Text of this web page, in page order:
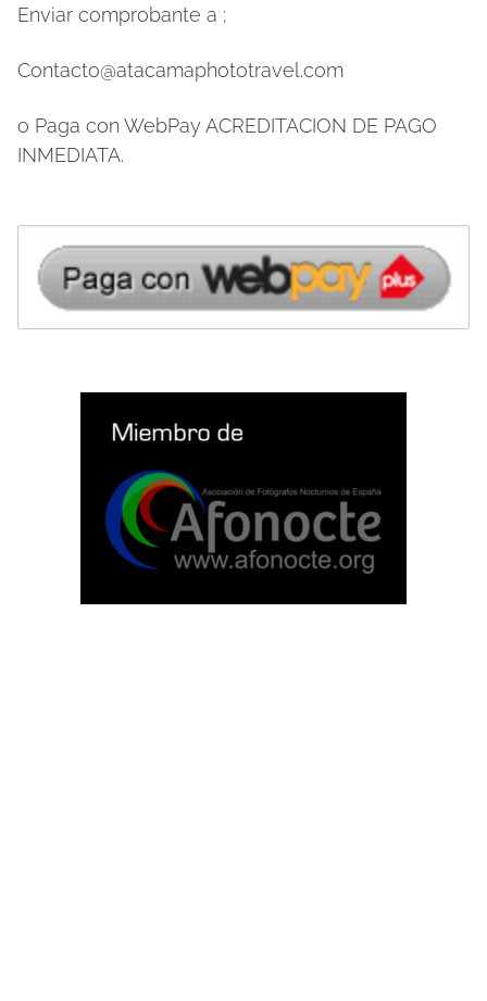
Enviar comprobante a ;
Contacto@atacamaphototravel.com
o Paga con WebPay ACREDITACION DE PAGO
INMEDIATA.